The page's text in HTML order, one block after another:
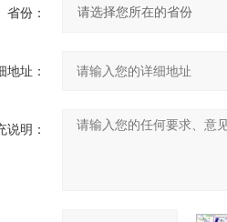
省份：
地址：
说明：